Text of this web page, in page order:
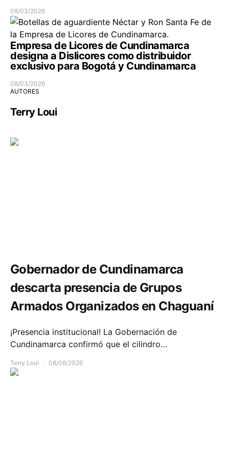
08/03/2026
Empresa de Licores de Cundinamarca
designa a Dislicores como distribuidor
exclusivo para Bogotá y Cundinamarca
08/03/2026
AUTORES
Terry Loui
Gobernador de Cundinamarca
descarta presencia de Grupos
Armados Organizados en Chaguaní
¡Presencia institucional! La Gobernación de
Cundinamarca confirmó que el cilindro…
Terry Loui 08/08/2026